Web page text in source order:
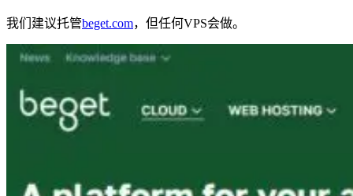
我们建议托管beget.com，但任何VPS会做。